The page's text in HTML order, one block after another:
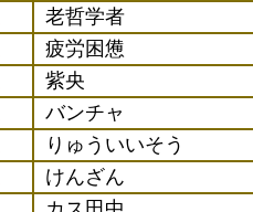
老哲学者
疲労困憊
紫央
バンチャ
りゅういいそう
けんざん